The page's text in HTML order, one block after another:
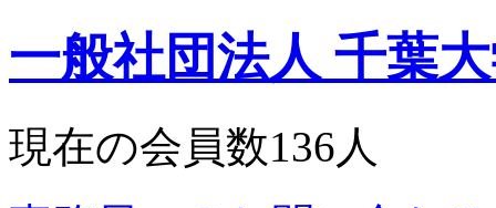
一般社団法人 千葉
現在の会員数136人